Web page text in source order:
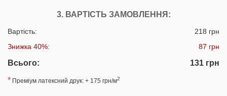
3. ВАРТІСТЬ ЗАМОВЛЕННЯ:
Вартість:
218 грн
Знижка 40%:
87 грн
Всього:
131 грн
* Преміум латексний друк: + 175 грн/м2